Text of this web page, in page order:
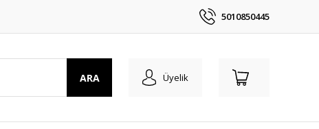
5010850445
ARA Üyelik